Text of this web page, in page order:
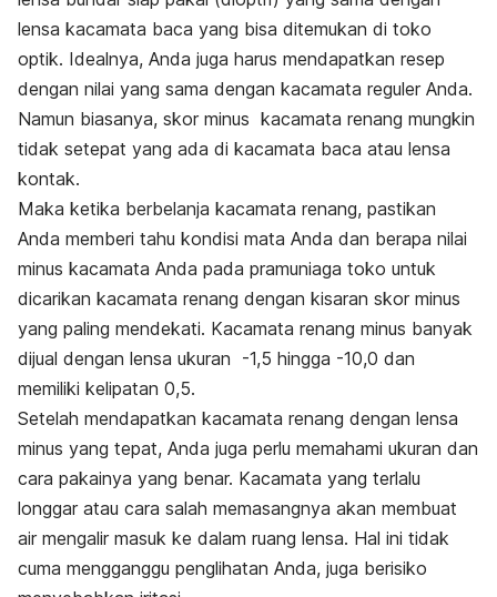
lensa kacamata baca yang bisa ditemukan di toko
optik. Idealnya, Anda juga harus mendapatkan resep
dengan nilai yang sama dengan kacamata reguler Anda.
Namun biasanya, skor minus kacamata renang mungkin
tidak setepat yang ada di kacamata baca atau lensa
kontak.
Maka ketika berbelanja kacamata renang, pastikan
Anda memberi tahu kondisi mata Anda dan berapa nilai
minus kacamata Anda pada pramuniaga toko untuk
dicarikan kacamata renang dengan kisaran skor minus
yang paling mendekati. Kacamata renang minus banyak
dijual dengan lensa ukuran -1,5 hingga -10,0 dan
memiliki kelipatan 0,5.
Setelah mendapatkan kacamata renang dengan lensa
minus yang tepat, Anda juga perlu memahami ukuran dan
cara pakainya yang benar. Kacamata yang terlalu
longgar atau cara salah memasangnya akan membuat
air mengalir masuk ke dalam ruang lensa. Hal ini tidak
cuma mengganggu penglihatan Anda, juga berisiko